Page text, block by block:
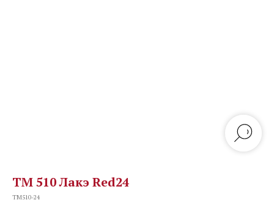
TM 510 Лакэ Red24
TM510-24